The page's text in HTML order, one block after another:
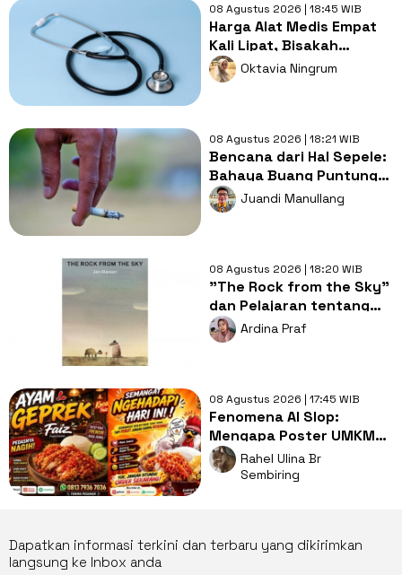
08 Agustus 2026 | 18:45 WIB
Harga Alat Medis Empat
Kali Lipat, Bisakah
Layanan Kesehatan
Tetap Murah?
Oktavia Ningrum
08 Agustus 2026 | 18:21 WIB
Bencana dari Hal Sepele:
Bahaya Buang Puntung
Rokok Sembarangan di
Musim Kemarau
Juandi Manullang
08 Agustus 2026 | 18:20 WIB
"The Rock from the Sky"
dan Pelajaran tentang
Berani Menghadapi
Perubahan
Ardina Praf
08 Agustus 2026 | 17:45 WIB
Fenomena AI Slop:
Mengapa Poster UMKM
Makin Seragam dan Bikin
Kita Bosan?
Rahel Ulina Br
Sembiring
Dapatkan informasi terkini dan terbaru yang dikirimkan
langsung ke Inbox anda